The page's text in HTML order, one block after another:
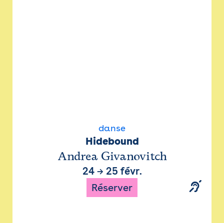
danse
Hidebound
Andrea Givanovitch
24→ 25 févr.
Réserver